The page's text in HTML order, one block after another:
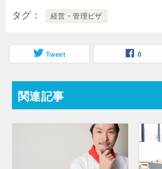
タグ 経営・管理ビザ
Tweet 0
関連記事